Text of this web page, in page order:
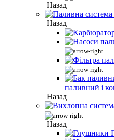
Назад
Назад
паливний і
Назад
Назад